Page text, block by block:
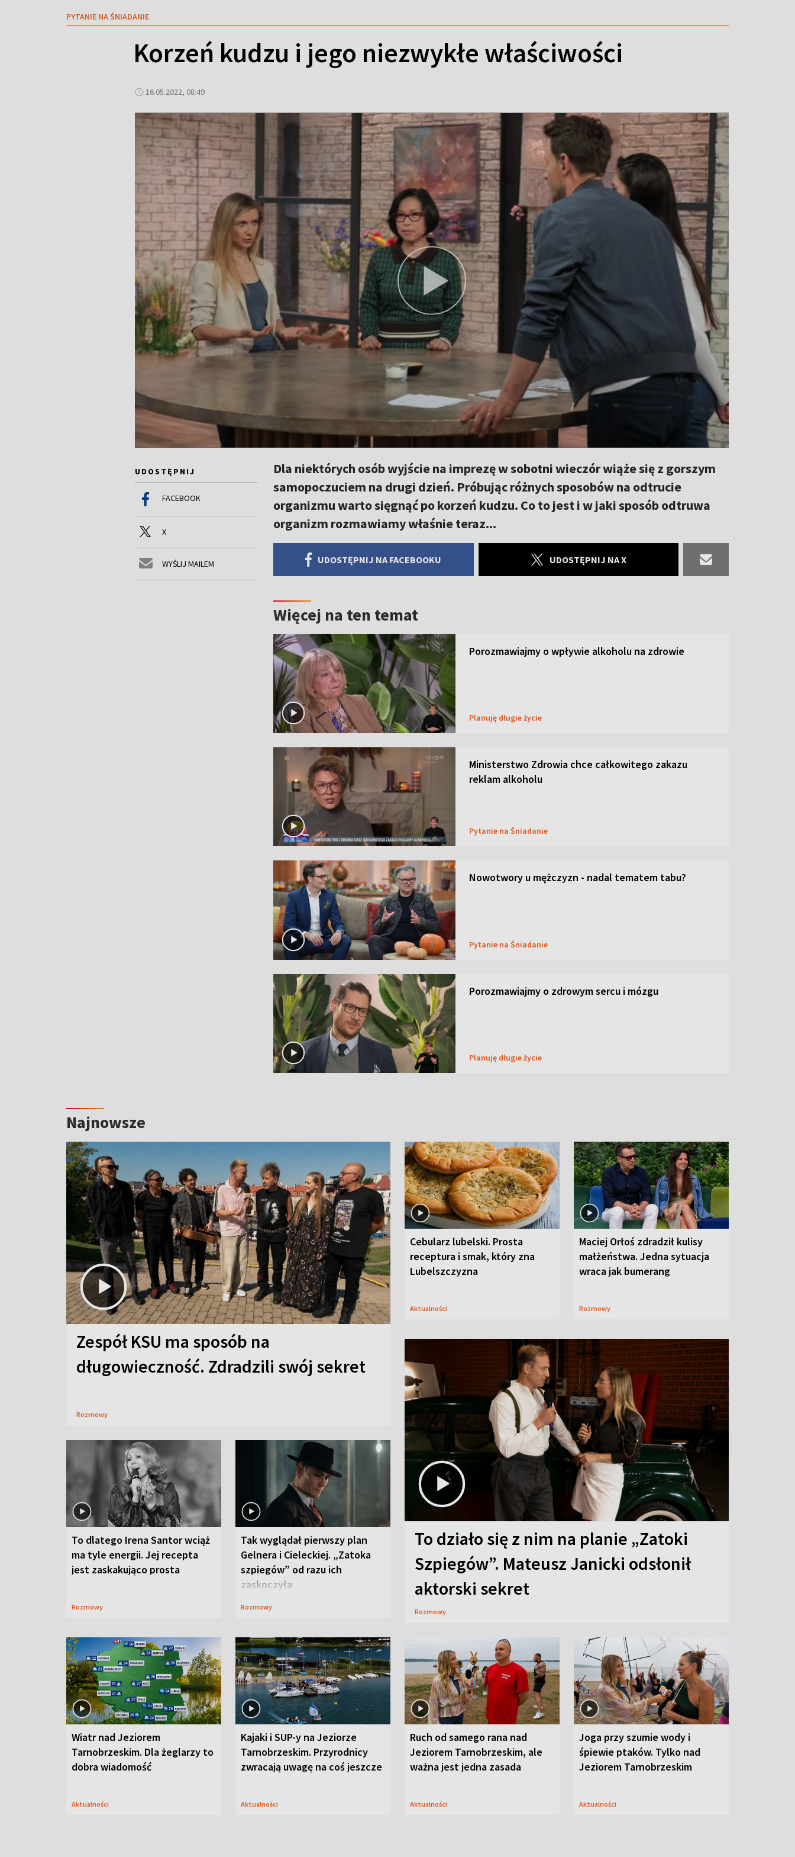
PYTANIE NA ŚNIADANIE
Korzeń kudzu i jego niezwykłe właściwości
16.05.2022, 08:49
UDOSTĘPNIJ
FACEBOOK
X
WYŚLIJ MAILEM
Dla niektórych osób wyjście na imprezę w sobotni wieczór wiąże się z gorszym
samopoczuciem na drugi dzień. Próbując różnych sposobów na odtrucie
organizmu warto sięgnąć po korzeń kudzu. Co to jest i w jaki sposób odtruwa
organizm rozmawiamy właśnie teraz...
UDOSTĘPNIJ NA FACEBOOKU UDOSTĘPNIJ NA X
Więcej na ten temat
Porozmawiajmy o wpływie alkoholu na zdrowie
Planuję długie życie
Ministerstwo Zdrowia chce całkowitego zakazu
reklam alkoholu
Pytanie na Śniadanie
Nowotwory u mężczyzn - nadal tematem tabu?
Pytanie na Śniadanie
Porozmawiajmy o zdrowym sercu i mózgu
Planuję długie życie
Najnowsze
Zespół KSU ma sposób na
długowieczność. Zdradzili swój sekret
Rozmowy
Cebularz lubelski. Prosta
receptura i smak, który zna
Lubelszczyzna
Aktualności
Maciej Orłoś zdradził kulisy
małżeństwa. Jedna sytuacja
wraca jak bumerang
Rozmowy
To dlatego Irena Santor wciąż
ma tyle energii. Jej recepta
jest zaskakująco prosta
Rozmowy
Tak wyglądał pierwszy plan
Gelnera i Cieleckiej. „Zatoka
szpiegów” od razu ich
zaskoczyła
Rozmowy
To działo się z nim na planie „Zatoki
Szpiegów”. Mateusz Janicki odsłonił
aktorski sekret
Rozmowy
Wiatr nad Jeziorem
Tarnobrzeskim. Dla żeglarzy to
dobra wiadomość
Aktualności
Kajaki i SUP-y na Jeziorze
Tarnobrzeskim. Przyrodnicy
zwracają uwagę na coś jeszcze
Aktualności
Ruch od samego rana nad
Jeziorem Tarnobrzeskim, ale
ważna jest jedna zasada
Aktualności
Joga przy szumie wody i
śpiewie ptaków. Tylko nad
Jeziorem Tarnobrzeskim
Aktualności